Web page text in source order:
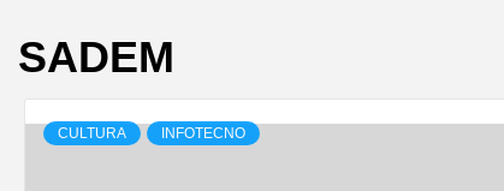
SADEM
CULTURA INFOTECNO